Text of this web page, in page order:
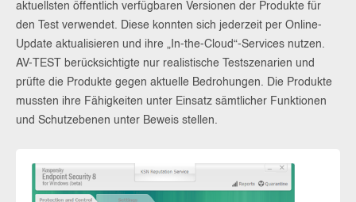
aktuellsten öffentlich verfügbaren Versionen der Produkte für
den Test verwendet. Diese konnten sich jederzeit per Online-
Update aktualisieren und ihre „In-the-Cloud“-Services nutzen.
AV-TEST berücksichtigte nur realistische Testszenarien und
prüfte die Produkte gegen aktuelle Bedrohungen. Die Produkte
mussten ihre Fähigkeiten unter Einsatz sämtlicher Funktionen
und Schutzebenen unter Beweis stellen.